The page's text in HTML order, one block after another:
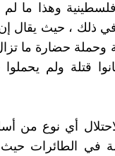
فلسطينية وهذا ما
ذلك ، حيث يقال
وحملة حضارة ما
قتلة ولم
الاحتلال أي نوع من
في الطائرات